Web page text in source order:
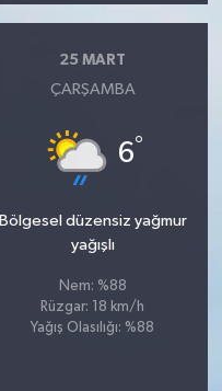
25 MART
ÇARŞAMBA
6°
Bölgesel düzensiz yağmur
yağışlı
Nem: %88
Rüzgar: 18 km/h
Yağış Olasılığı: %88